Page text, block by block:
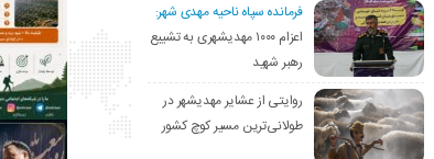
فرمانده سپاه ناحیه مهدی شهر:
اعزام ۱۰۰۰ مهدیشهری به تشییع
رهبر شهید
روایتی از عشایر مهدیشهر در
طولانی‌ترین مسیر کوچ کشور